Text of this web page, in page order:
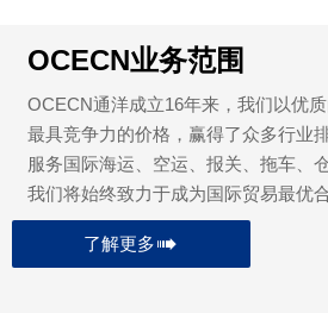
OCECN业务范围
OCECN通洋成立16年来，我们以优质
最具竞争力的价格，赢得了众多行业
服务国际海运、空运、报关、拖车、
我们将始终致力于成为国际贸易最优合
了解更多